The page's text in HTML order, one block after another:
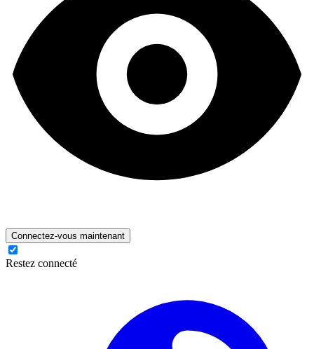
Connectez-vous maintenant
Restez connecté